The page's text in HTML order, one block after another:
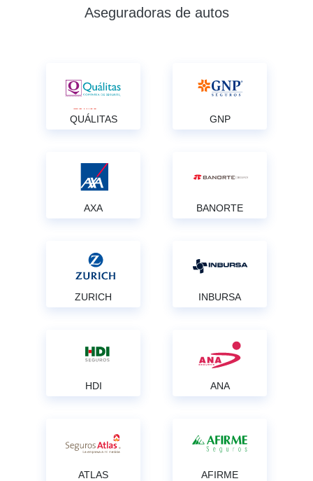
Aseguradoras de autos
QUÁLITAS GNP
AXA BANORTE
ZURICH INBURSA
HDI ANA
ATLAS AFIRME